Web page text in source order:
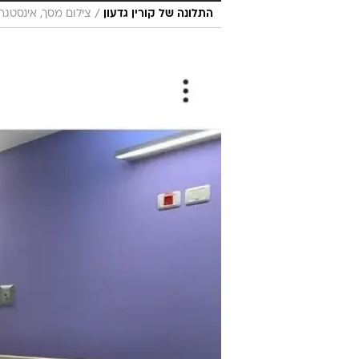
התלונה של קורין גדעון / צילום מסך,